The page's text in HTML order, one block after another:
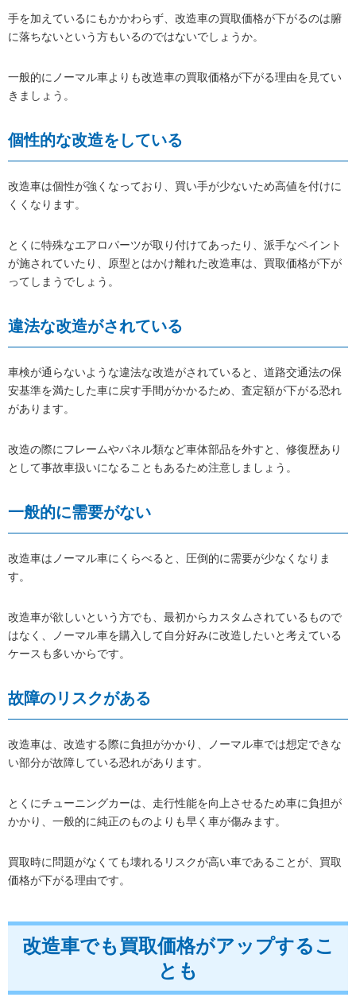
手を加えているにもかかわらず、改造車の買取価格が下がるのは腑
に落ちないという方もいるのではないでしょうか。
一般的にノーマル車よりも改造車の買取価格が下がる理由を見てい
きましょう。
個性的な改造をしている
改造車は個性が強くなっており、買い手が少ないため高値を付けに
くくなります。
とくに特殊なエアロパーツが取り付けてあったり、派手なペイント
が施されていたり、原型とはかけ離れた改造車は、買取価格が下が
ってしまうでしょう。
違法な改造がされている
車検が通らないような違法な改造がされていると、道路交通法の保
安基準を満たした車に戻す手間がかかるため、査定額が下がる恐れ
があります。
改造の際にフレームやパネル類など車体部品を外すと、修復歴あり
として事故車扱いになることもあるため注意しましょう。
一般的に需要がない
改造車はノーマル車にくらべると、圧倒的に需要が少なくなりま
す。
改造車が欲しいという方でも、最初からカスタムされているもので
はなく、ノーマル車を購入して自分好みに改造したいと考えている
ケースも多いからです。
故障のリスクがある
改造車は、改造する際に負担がかかり、ノーマル車では想定できな
い部分が故障している恐れがあります。
とくにチューニングカーは、走行性能を向上させるため車に負担が
かかり、一般的に純正のものよりも早く車が傷みます。
買取時に問題がなくても壊れるリスクが高い車であることが、買取
価格が下がる理由です。
改造車でも買取価格がアップするこ
とも